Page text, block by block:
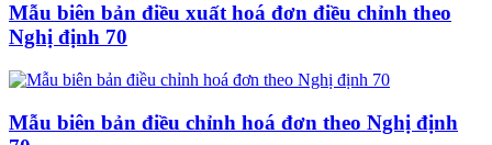
Mẫu biên bản điều xuất hoá đơn điều chỉnh theo
Nghị định 70
Mẫu biên bản điều chỉnh hoá đơn theo Nghị định